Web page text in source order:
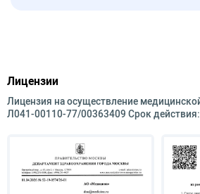
Лицензии
Лицензия на осуществление
Л041-00110-77/00363409 Срок действия: